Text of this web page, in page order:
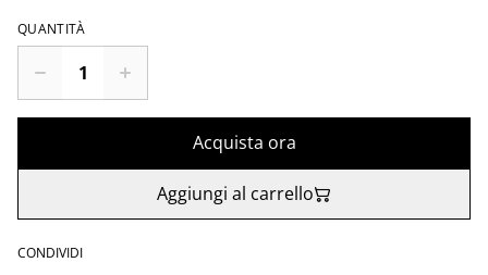
QUANTITÀ
Acquista ora
Aggiungi al carrello
CONDIVIDI